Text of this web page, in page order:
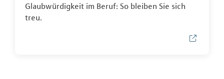
Glaubwürdigkeit im Beruf: So bleiben Sie sich
treu.